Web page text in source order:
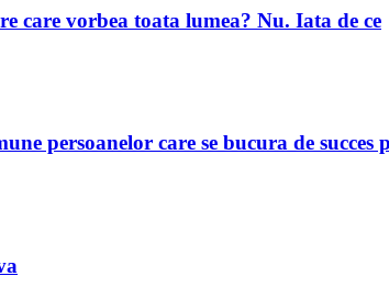
care vorbea toata lumea? Nu. Iata de ce
persoanelor care se bucura de